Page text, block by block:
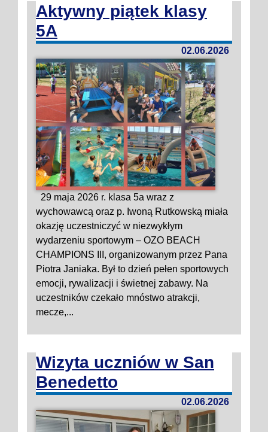
Aktywny piątek klasy
5A
02.06.2026
29 maja 2026 r. klasa 5a wraz z
wychowawcą oraz p. Iwoną Rutkowską miała
okazję uczestniczyć w niezwykłym
wydarzeniu sportowym – OZO BEACH
CHAMPIONS III, organizowanym przez Pana
Piotra Janiaka. Był to dzień pełen sportowych
emocji, rywalizacji i świetnej zabawy. Na
uczestników czekało mnóstwo atrakcji,
mecze,...
Wizyta uczniów w San
Benedetto
02.06.2026